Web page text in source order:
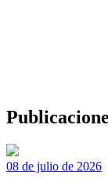
08 de julio de 2026